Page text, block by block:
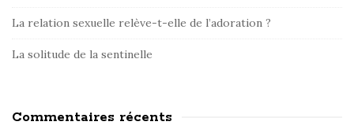
La relation sexuelle relève-t-elle de l’adoration ?
La solitude de la sentinelle
Commentaires récents